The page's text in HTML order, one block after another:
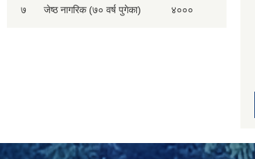
७
जेष्ठ नागरिक (७० वर्ष पुगेका) ४०००